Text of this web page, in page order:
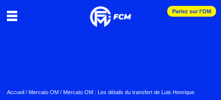
Pariez sur l'OM
Accueil / Mercato OM / Mercato OM : Les détails du transfert de Luis Henrique